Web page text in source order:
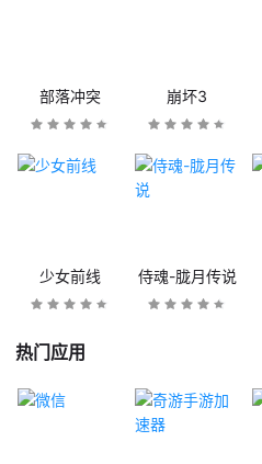
部落冲突 崩坏3
少女前线 侍魂-胧月传说
热门应用